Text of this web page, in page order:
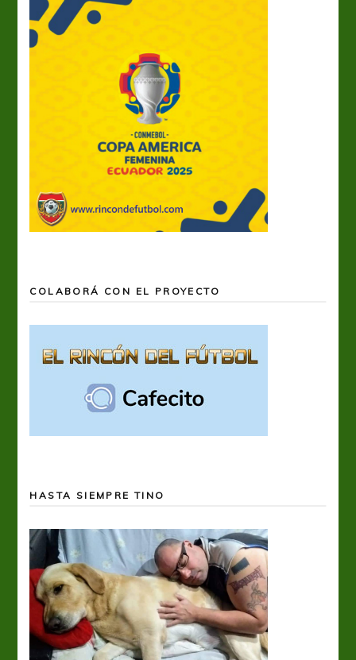
COLABORÁ CON EL PROYECTO
HASTA SIEMPRE TINO